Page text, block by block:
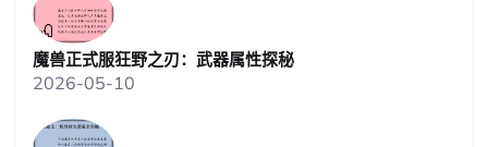
魔兽正式服狂野之刃：武器属性探秘
2026-05-10